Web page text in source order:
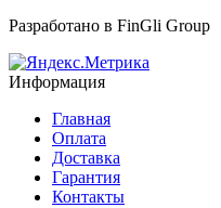
Разработано в FinGli Group
Информация
Главная
Оплата
Доставка
Гарантия
Контакты